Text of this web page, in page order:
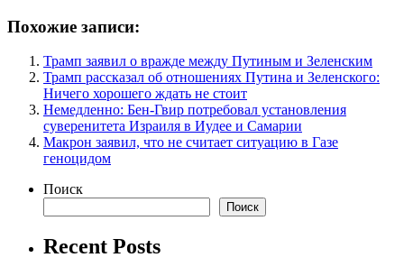
Похожие записи:
Трамп заявил о вражде между Путиным и Зеленским
Трамп рассказал об отношениях Путина и Зеленского:
Ничего хорошего ждать не стоит
Немедленно: Бен-Гвир потребовал установления
суверенитета Израиля в Иудее и Самарии
Макрон заявил, что не считает ситуацию в Газе
геноцидом
Поиск
Поиск
Recent Posts